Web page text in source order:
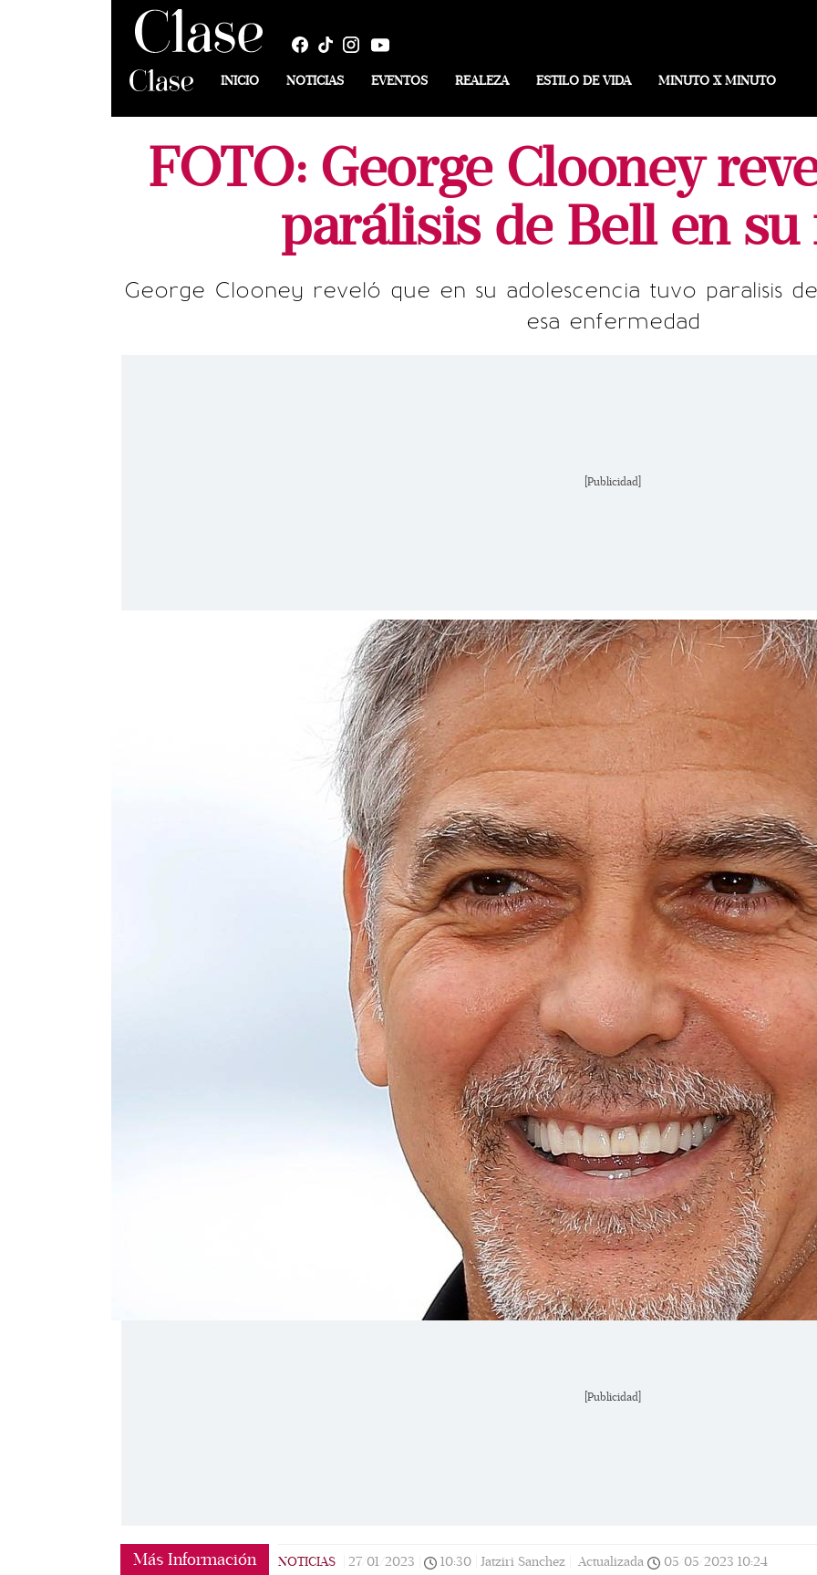
INICIO NOTICIAS EVENTOS REALEZA ESTILO DE VIDA MINUTO X MINUTO
FOTO: George Clooney
parálisis de Bell en
George Clooney reveló que en su adolescencia tuvo paralisis
esa enfermedad
[Publicidad]
[Publicidad]
Más Información NOTICIAS 27/01/2023 10:30 Jatziri Sanchez | Actualizada 05/05/2023 10:24